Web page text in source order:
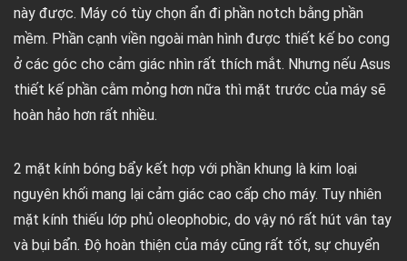
này được. Máy có tùy chọn ẩn đi phần notch bằng phần
mềm. Phần cạnh viền ngoài màn hình được thiết kế bo cong
ở các góc cho cảm giác nhìn rất thích mắt. Nhưng nếu Asus
thiết kế phần cằm mỏng hơn nữa thì mặt trước của máy sẽ
hoàn hảo hơn rất nhiều.
2 mặt kính bóng bẩy kết hợp với phần khung là kim loại
nguyên khối mang lại cảm giác cao cấp cho máy. Tuy nhiên
mặt kính thiếu lớp phủ oleophobic, do vậy nó rất hút vân tay
và bụi bẩn. Độ hoàn thiện của máy cũng rất tốt, sự chuyển